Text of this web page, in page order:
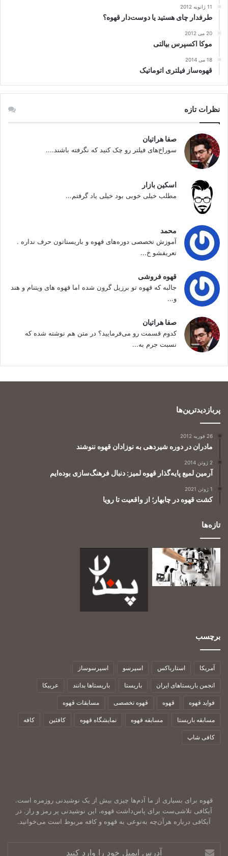
11 ژانویه 2012
طرفدار چای هستید یا دوست‌دار قهوه؟
20 می 2012
موکا اکسپرس بیالتی
18 می 2014
قهوه‌ساز فیلتری اتوماتیک
نظرات تازه
صفا هراتیان
سوراخ‌های فیلتر رو چک کنید که نگرفته باشند....
اسکین بازار
مطلب خیلی خوبی بود خیلی یاد گرفتم...
محمد
آموزش تخصصی دوره‌های قهوه و باریستاتون حرف نداره .
تعریفشو خ...
قهوه فروشی
جالبه که قهوه تو برزیل گرون شده اما قهوه های ویتنام و هند
و...
صفا هراتیان
کدوم قسمت رو می‌فرمایید؟ در متن هم نوشته شده که
نسبت جرم به...
پربازدیدترین‌ها
26 فوریه 2012
مادران در دوره شیردهی به نوزادان قهوه ننوشند
2 ژوئن 2014
آرمین لمیع پایه‌گذار قهوه لمیز: دنبال فرهنگ‌سازی بوده‌ایم
1 ژوئن 2021
کشت قهوه در چابهار؛ از واقعیت تا رویا
تازه‌ها
برچسب
آمریکا استارباکس اسپرسو اسپرسوساز
انجمن باریستاهای ایران باریستا باریستاها بدانند عربیکا
فواید قهوه قهوه قهوه تخصصی مسابقات قهوه
مسابقه باریستا مسابقه قهوه نمایشگاه قهوه کافئین کافه
کافی شاپ
قهوه برای بسیاری از ما آدم‌ها چیزی بیش از یک نوشیدنی روزمره است.
آیکافی تلاشی‌ست برای پاس‌داشت قهوه، این نوشیدنی پر رمز و راز. در
آیکافی درباره هرآن‌چه به‌نوعی به قهوه و کافه مربوط است می‌خوانید.